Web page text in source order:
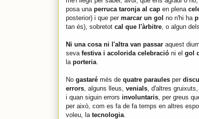
posa una perruca taronja al cap en plena
posterior) i que per marcar un gol no n'hi ha
tan és), sobretot cal que l'àrbitre , o algun
Ni una cosa ni l'altra van passar aquest
seva festiva i acolorida celebració ni el gol
la porteria
No gastaré més de quatre paraules per
errors , alguns lleus, venials , d'altres
i quan siguin errors involuntaris , per greus
per això, com es fa de fa temps en altres
voleu, la tecnologia